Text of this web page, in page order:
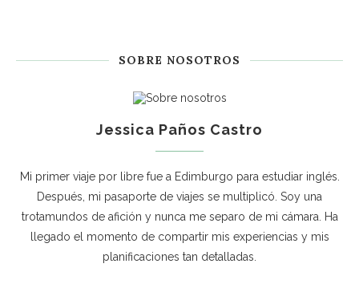
SOBRE NOSOTROS
Jessica Paños Castro
Mi primer viaje por libre fue a Edimburgo para estudiar inglés.
Después, mi pasaporte de viajes se multiplicó. Soy una
trotamundos de afición y nunca me separo de mi cámara. Ha
llegado el momento de compartir mis experiencias y mis
planificaciones tan detalladas.